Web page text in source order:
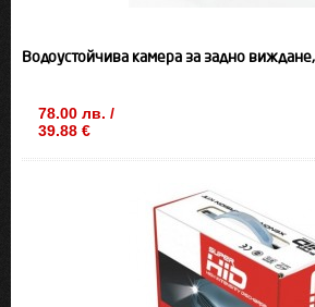
Водоустойчива камера за задно виждане,
78.00 лв. /
39.88 €